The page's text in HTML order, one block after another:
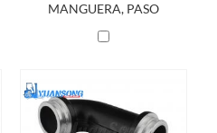
MANGUERA, PASO